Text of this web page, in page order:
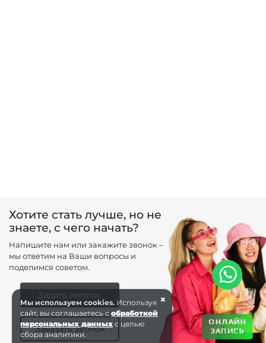
Хотите стать лучше, но не
знаете, с чего начать?
Напишите нам или закажите звонок –
мы ответим на Ваши вопросы и
поделимся советом.
Задать вопрос
Заказать звонок
×
Мы используем cookies. Используя
сайт, вы соглашаетесь с обработкой
персональных данных с целью
сбора аналитики.
ОНЛАЙН
ЗАПИСЬ